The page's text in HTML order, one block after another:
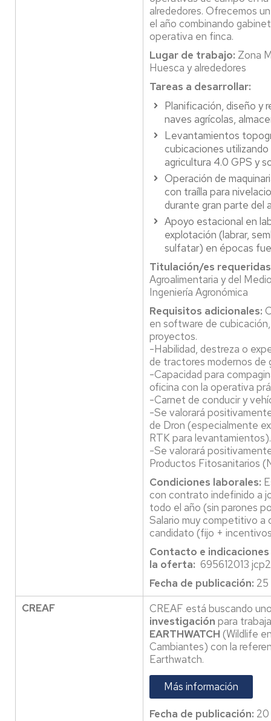
alrededores. Ofrecemos
el año combinando
operativa en finca.
Lugar de trabajo: Zona
Huesca y alrededores
Tareas a desarrollar:
Planificación, diseño y
naves agrícolas,
Levantamientos
cubicaciones
agricultura 4.0 GPS y
Operación de
con traílla para
durante gran parte del
Apoyo estacional en
explotación (labrar,
sulfatar) en épocas
Titulación/es
Agroalimentaria y del
Ingeniería Agronómica
Requisitos adicionales:
en software de
proyectos.
-Habilidad, destreza o
de tractores modernos de
-Capacidad para
oficina con la operativa
-Carnet de conducir y
-Se valorará
de Dron (especialmente
RTK para levantamientos).
-Se valorará
Productos Fitosanitarios
Condiciones laborales:
con contrato indefinido a
todo el año (sin parones
Salario muy competitivo a
candidato (fijo +
Contacto e
la oferta: 695612013
Fecha de publicación: 25
CREAF
CREAF está buscando
investigación para
EARTHWATCH (Wildlife
Cambiantes) con la
Earthwatch.
Más información
Fecha de publicación: 20